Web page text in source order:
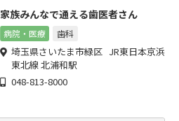
家族みんなで通える歯医者さん
病院・医療 歯科
埼玉県さいたま市緑区 JR東日本京浜
東北線 北浦和駅
048-813-8000